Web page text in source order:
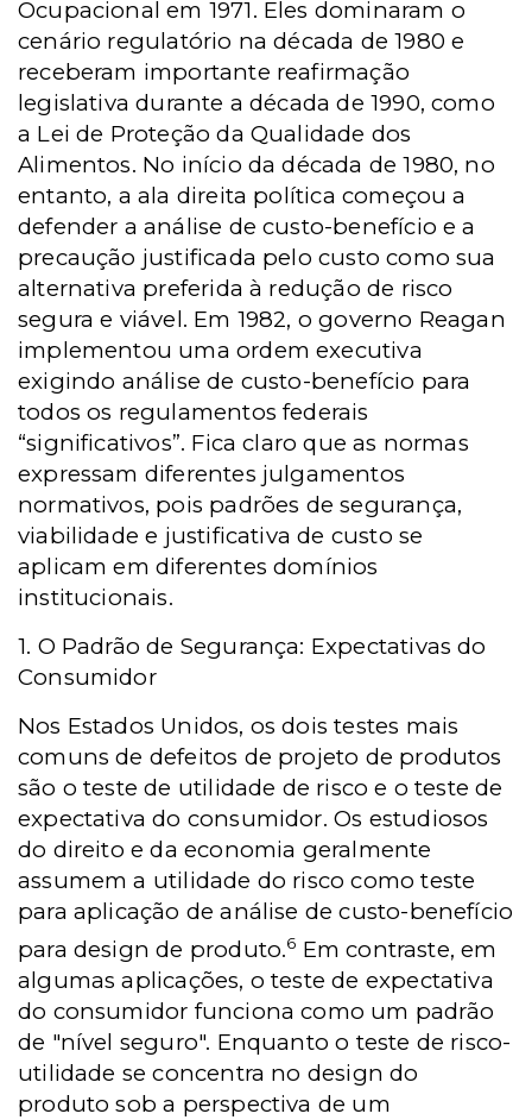
Ocupacional em 1971. Eles dominaram o
cenário regulatório na década de 1980 e
receberam importante reafirmação
legislativa durante a década de 1990, como
a Lei de Proteção da Qualidade dos
Alimentos. No início da década de 1980, no
entanto, a ala direita política começou a
defender a análise de custo-benefício e a
precaução justificada pelo custo como sua
alternativa preferida à redução de risco
segura e viável. Em 1982, o governo Reagan
implementou uma ordem executiva
exigindo análise de custo-benefício para
todos os regulamentos federais
“significativos”. Fica claro que as normas
expressam diferentes julgamentos
normativos, pois padrões de segurança,
viabilidade e justificativa de custo se
aplicam em diferentes domínios
institucionais.
1. O Padrão de Segurança: Expectativas do
Consumidor
Nos Estados Unidos, os dois testes mais
comuns de defeitos de projeto de produtos
são o teste de utilidade de risco e o teste de
expectativa do consumidor. Os estudiosos
do direito e da economia geralmente
assumem a utilidade do risco como teste
para aplicação de análise de custo-benefício
para design de produto.6 Em contraste, em
algumas aplicações, o teste de expectativa
do consumidor funciona como um padrão
de "nível seguro". Enquanto o teste de risco-
utilidade se concentra no design do
produto sob a perspectiva de um